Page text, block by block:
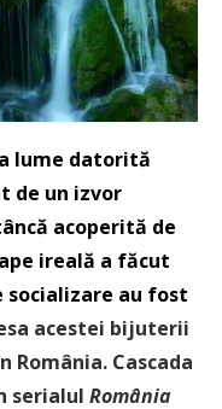
lume datorită
de un izvor
acoperită de
ireală a făcut
au fost
acestei bijuterii
Cascada
serialul România